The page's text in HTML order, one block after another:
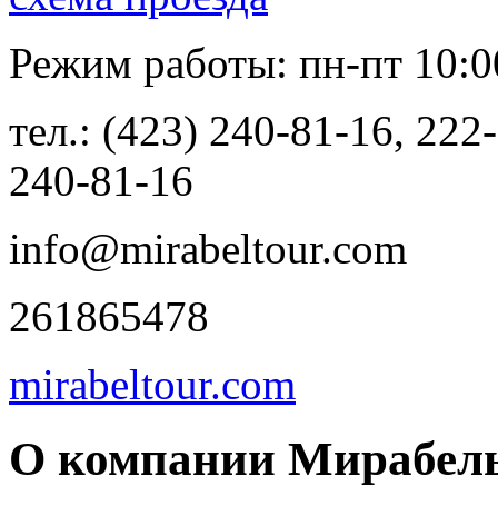
Режим работы: пн-пт
тел.: (423) 240-81-16,
240-81-16
info@mirabeltour.com
261865478
mirabeltour.com
О компании